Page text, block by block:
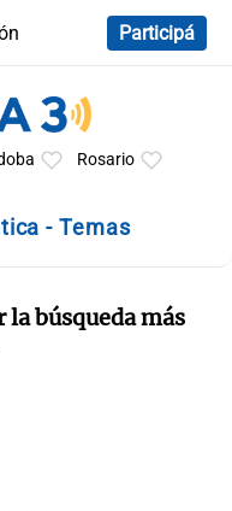
Participá
Rosario
- Temas
búsqueda más